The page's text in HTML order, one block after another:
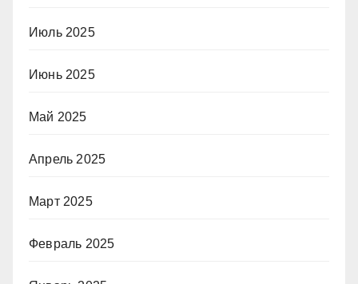
Июль 2025
Июнь 2025
Май 2025
Апрель 2025
Март 2025
Февраль 2025